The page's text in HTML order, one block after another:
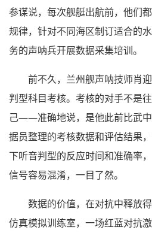
参谋说，每次舰艇出航前，他们
规律，针对不同海区制订适合的
务的声呐兵开展数据采集培训。
前不久，兰州舰声呐技师肖
判型科目考核。考核的对手不是
己——准确地说，是他此前比武
据员整理的考核数据和评估结果
下听音判型的反应时间和准确率
信号容易混淆，一目了然。
数据的价值，在对抗中释放
仿真模拟训练室，一场红蓝对抗